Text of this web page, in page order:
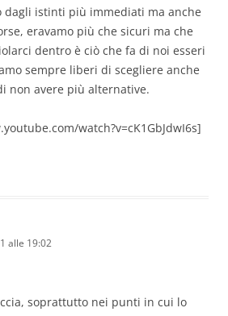
dagli istinti più immediati ma anche
eravamo più che sicuri ma che
dentro è ciò che fa di noi esseri
sempre liberi di scegliere anche
non avere più alternative.
watch?v=cK1GbJdwI6s]
alle 19:02
soprattutto nei punti in cui lo